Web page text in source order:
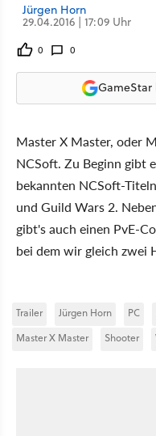
Jürgen Horn
29.04.2016 | 17:09 Uhr
0 0
GameStar
Master X Master, oder
NCSoft. Zu Beginn gibt
bekannten NCSoft-
und Guild Wars 2.
gibt's auch einen PvE-
bei dem wir gleich zwei
Trailer Jürgen Horn PC
Master X Master
Shooter